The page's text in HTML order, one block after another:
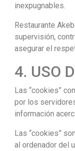
inexpugnables.
Restaurante
supervisión,
asegurar el
4. USO
Las “cookies”
por los
información
Las “cookies”
al ordenador del